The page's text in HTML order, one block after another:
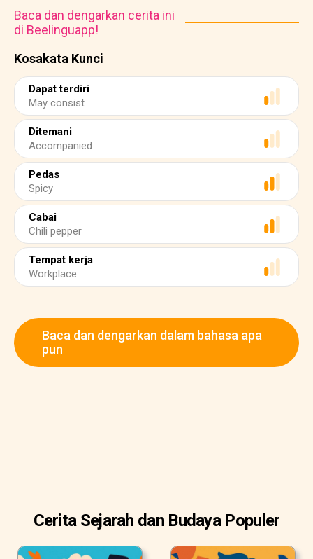
Kosakata Kunci
Dapat terdiri
May consist
Ditemani
Accompanied
Pedas
Spicy
Cabai
Chili pepper
Tempat kerja
Workplace
Baca dan dengarkan cerita ini
di Beelinguapp!
Baca dan dengarkan dalam bahasa apa
pun
Cerita Sejarah dan Budaya Populer